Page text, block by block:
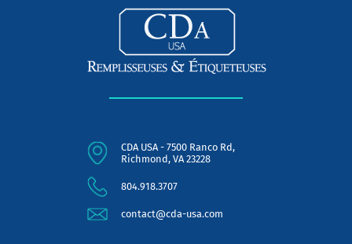
CDA USA - 7500 Ranco Rd,
Richmond, VA 23228
804.918.3707
contact@cda-usa.com